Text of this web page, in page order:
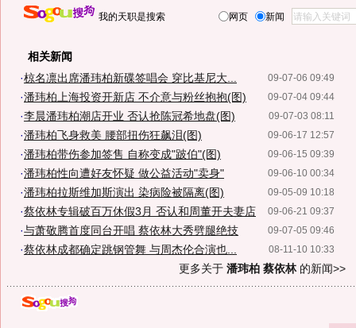
我的天职是搜索 网页 新闻
相关新闻
09-07-06 09:49
·椋名凛出席潘玮柏新碟签唱会 穿比基尼大...
09-07-04 09:44
·潘玮柏上海投资开新店 不介意与粉丝抱抱(图)
09-07-03 08:11
·李晨潘玮柏潮店开业 否认抢陈冠希地盘(图)
09-06-17 12:57
·潘玮柏飞身救美 腰部扭伤狂飙泪(图)
09-06-15 09:39
·潘玮柏带伤参加签售 自称变成"跛伯"(图)
09-06-10 00:34
·潘玮柏性向遭好友怀疑 做公益活动"卖身"
09-05-09 10:18
·潘玮柏拉斯维加斯演出 染病险被隔离(图)
09-06-21 09:37
·蔡依林专辑破百万休假3月 否认和周董开夫妻店
09-07-05 09:46
·与萧敬腾首度同台开唱 蔡依林大秀劈腿绝技
08-11-10 10:33
·蔡依林成都确定跳钢管舞 与周杰伦合演也...
更多关于 潘玮柏 蔡依林的新闻>>